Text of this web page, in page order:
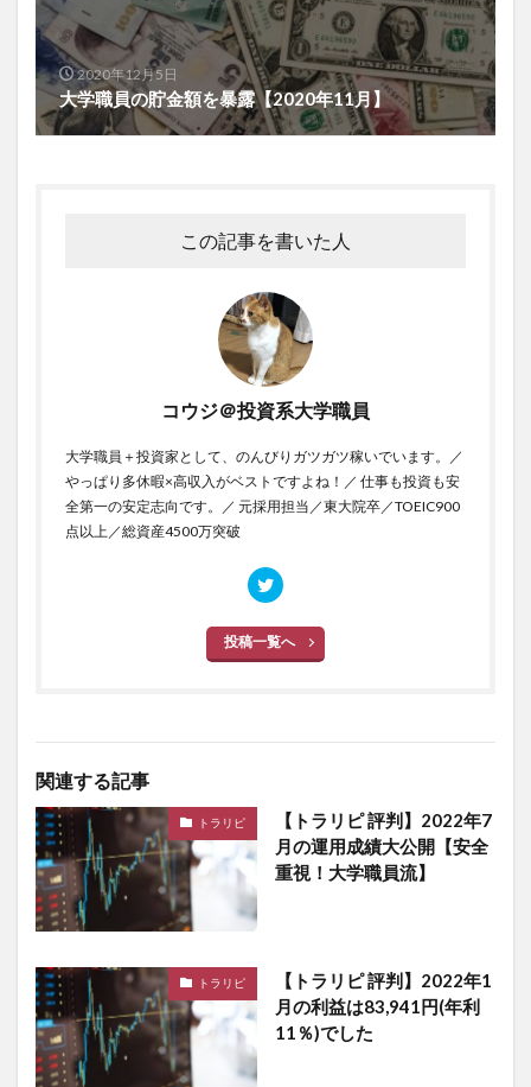
2020年12月5日
大学職員の貯金額を暴露【2020年11月】
この記事を書いた人
コウジ＠投資系大学職員
大学職員＋投資家として、のんびりガツガツ稼いでいます。／
やっぱり多休暇×高収入がベストですよね！／ 仕事も投資も安
全第一の安定志向です。／ 元採用担当／東大院卒／TOEIC900
点以上／総資産4500万突破
投稿一覧へ
関連する記事
トラリピ
【トラリピ 評判】2022年7
月の運用成績大公開【安全
重視！大学職員流】
トラリピ
【トラリピ 評判】2022年1
月の利益は83,941円(年利
11％)でした